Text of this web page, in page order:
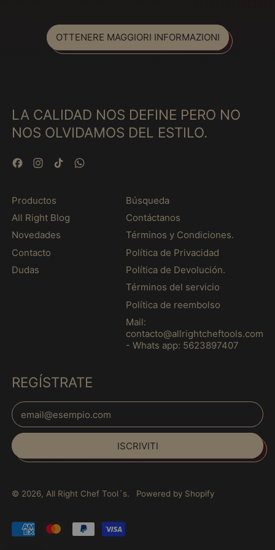
OTTENERE MAGGIORI INFORMAZIONI
LA CALIDAD NOS DEFINE PERO NO
NOS OLVIDAMOS DEL ESTILO.
FacebookInstagram
TikTokWhatsApp
Productos
All Right Blog
Novedades
Contacto
Dudas
Búsqueda
Contáctanos
Términos y Condiciones.
Política de Privacidad
Política de Devolución.
Términos del servicio
Política de reembolso
Mail:
contacto@allrightcheftools.com
- Whats app: 5623897407
REGÍSTRATE
Indirizzo email
ISCRIVITI
© 2026, All Right Chef Tool´s. Powered by Shopify
Pagamenti
accettati
Etiopia (MXN $)
Francia (MXN $)
Gabon (MXN $)
Gambia (MXN $)
Georgia del Sud e
(MXN $)
Germania (MXN $)
Ghana (MXN $)
Grecia (MXN $)
Groenlandia (MXN $)
Guadalupa (MXN $)
Guinea (MXN $)
(MXN $)
Español
English
français
português
(Brasil)